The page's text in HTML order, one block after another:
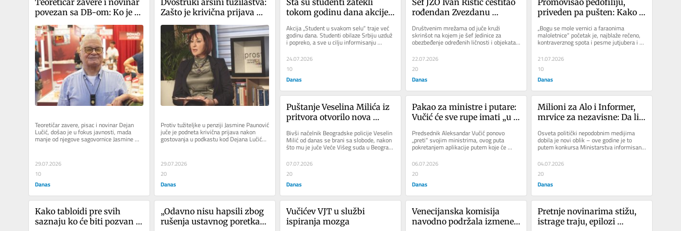
povezan sa DB-om: Ko je
Teoretičar zavere, pisac i novinar Dejan
Lučić, došao je u fokus javnosti, mada
manje od njegove sagovornice Jasmine
Paunović, nakon poslednje...
29.07.2026
10
Danas
Zašto je krivična prijava
Paunović, ali ne i protiv
Dragana Vučićevića?
Protiv tužiteljke u penziji Jasmine Paunović
juče je podneta krivična prijava nakon
gostovanja u podkastu kod Dejana Lučića,
protiv koga je...
29.07.2026
20
Danas
tokom godinu dana akcije
Akcija „Student u svakom selu“ traje već
godinu dana. Studenti obilaze Srbiju uzduž
i popreko, a sve u cilju informisanju
građana o politici...
24.07.2026
10
Danas
rođendan Zvezdanu
namenjena poruka?
Društvenim mrežama od juče kruži
skrinšot na kojem je šef Jedinice za
obezbeđenje određenih ličnosti i objekata
(JZO) Ivan Ristić čestitao...
22.07.2026
20
Danas
priveden pa pušten: Kako je
na slobodi?
„Bogu se mole vernici a faraonima
maloletnice“ početak je, najblaže rečeno,
kontraverznog spota i pesme jutjubera i
influensera Marka...
21.07.2026
10
Danas
Puštanje Veselina Milića iz
pritvora otvorilo nova
početka trebalo da vodi
TOK?
Bivši načelnik Beogradske policije Veselin
Milić od danas se brani sa slobode, nakon
što mu je juče Veće Višeg suda u Beogradu
ukinulo pritvor,...
07.07.2026
20
Danas
Pakao za ministre i putare:
Vučić će sve rupe imati „u
struka?
Predsednik Aleksandar Vučić ponovo
„preti“ svojim ministrima, ovog puta
pokretanjem aplikacije putem koje će
građani moći da prijavljuju rupe...
06.07.2026
20
Danas
Milioni za Alo i Informer,
mrvice za nezavisne: Da li
kažnjava kritičke medije?
Osveta politički nepodobnim medijima
dobila je novi oblik – ove godine je to
putem konkursa Ministarstva informisanja
za projektno sufinansiranje...
04.07.2026
20
Danas
Kako tabloidi pre svih
saznaju ko će biti pozvan
„Odavno nisu hapsili zbog
rušenja ustavnog poretka“:
Vučićev VJT u službi
ispiranja mozga
Venecijanska komisija
navodno podržala izmene
Pretnje novinarima stižu,
istrage traju, epilozi